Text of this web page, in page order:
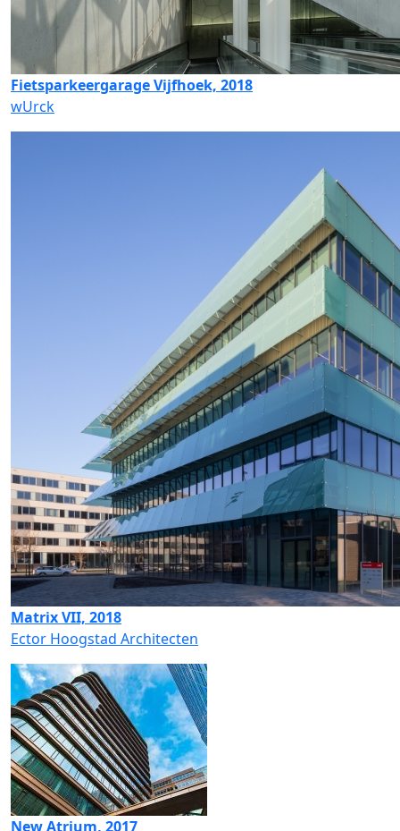
Fietsparkeergarage Vijfhoek, 2018
wUrck
Matrix VII, 2018
Ector Hoogstad Architecten
New Atrium, 2017